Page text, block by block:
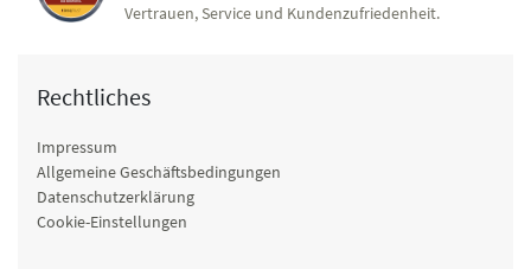
Vertrauen, Service und Kundenzufriedenheit.
Rechtliches
Impressum
Allgemeine Geschäftsbedingungen
Datenschutzerklärung
Cookie-Einstellungen